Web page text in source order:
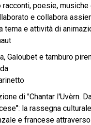
poesie,
e collabora
tema e attività di
Galoubet e tamburo
di "Chantar l'Uvèrn.
la rassegna
e francese